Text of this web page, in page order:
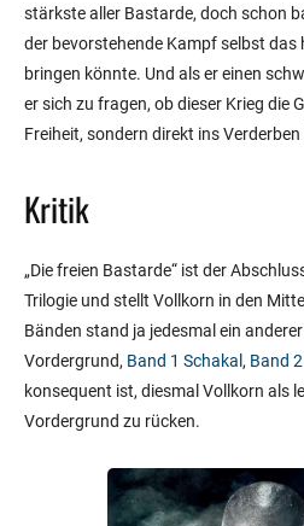
stärkste aller Bastarde, doch schon
der bevorstehende Kampf selbst das
bringen könnte. Und als er einen
er sich zu fragen, ob dieser Krieg die
Freiheit, sondern direkt ins
Kritik
„Die freien Bastarde“ ist der
Trilogie und stellt Vollkorn in den
Bänden stand ja jedesmal ein
Vordergrund, Band 1 Schakal , Band
konsequent ist, diesmal Vollkorn als
Vordergrund zu rücken.